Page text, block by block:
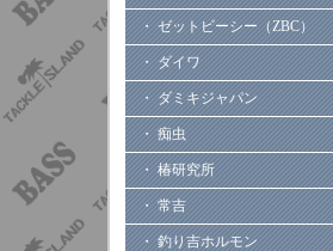
・ ゼットビーシー（ZBC）
・ ダイワ
・ ダミキジャパン
・ 痴虫
・ 椿研究所
・ 常吉
・ 釣り吉ホルモン